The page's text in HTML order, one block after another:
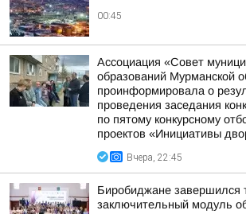
00:45
Ассоциация «Совет
образований Мурманской
проинформировала о
проведения заседания
по пятому конкурсному
проектов «Инициативы
Вчера, 22:45
Биробиджане завершился
заключительный модуль